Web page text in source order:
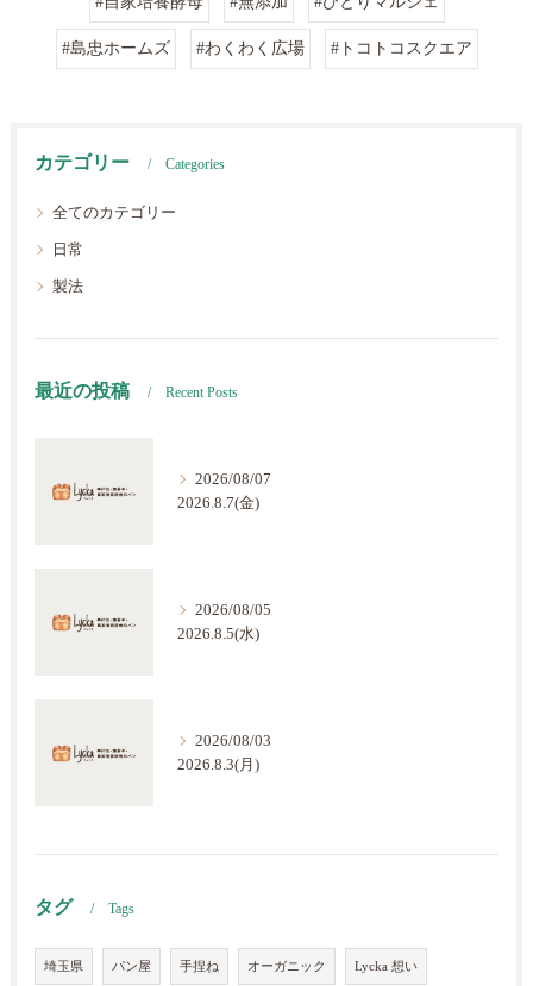
#島忠ホームズ #わくわく広場 #トコトコスクエア
カテゴリー Categories
全てのカテゴリー
日常
製法
最近の投稿 Recent Posts
2026/08/07
2026.8.7(金)
2026/08/05
2026.8.5(水)
2026/08/03
2026.8.3(月)
タグ Tags
埼玉県 パン屋 手捏ね オーガニック Lycka 想い